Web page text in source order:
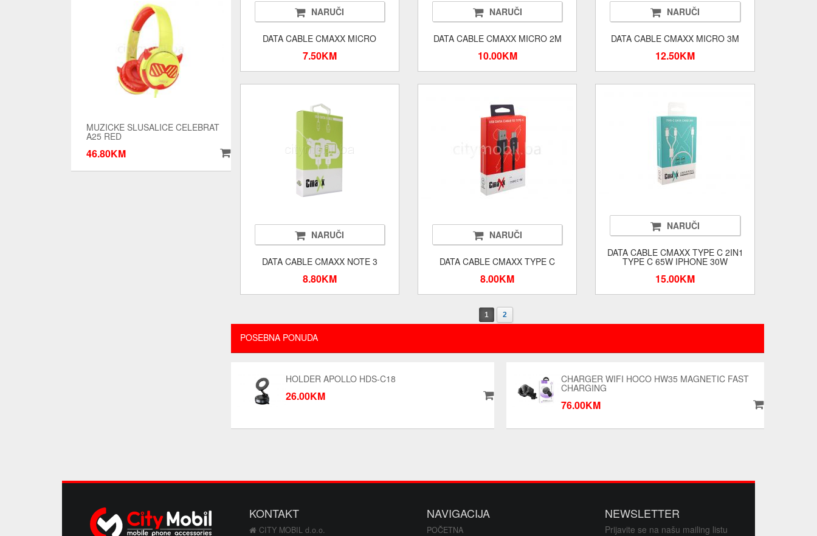
MUZICKE SLUSALICE CELEBRAT
A25 RED
46.80KM
NARUČI
DATA CABLE CMAXX MICRO
7.50KM
NARUČI
DATA CABLE CMAXX MICRO 2M
10.00KM
NARUČI
DATA CABLE CMAXX MICRO 3M
12.50KM
NARUČI
DATA CABLE CMAXX NOTE 3
8.80KM
NARUČI
DATA CABLE CMAXX TYPE C
8.00KM
NARUČI
DATA CABLE CMAXX TYPE C 2IN1
TYPE C 65W IPHONE 30W
15.00KM
1 2
POSEBNA PONUDA
HOLDER APOLLO HDS-C18
26.00KM
CHARGER WIFI HOCO HW35 MAGNETIC FAST
CHARGING
76.00KM
KONTAKT
CITY MOBIL d.o.o.
NAVIGACIJA
POČETNA
NEWSLETTER
Prijavite se na našu mailing listu